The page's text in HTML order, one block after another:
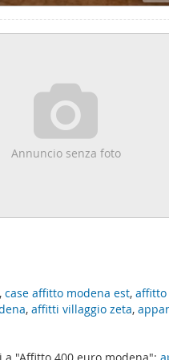
Annuncio senza foto
, case affitto modena est, affitto
, affitti villaggio zeta,